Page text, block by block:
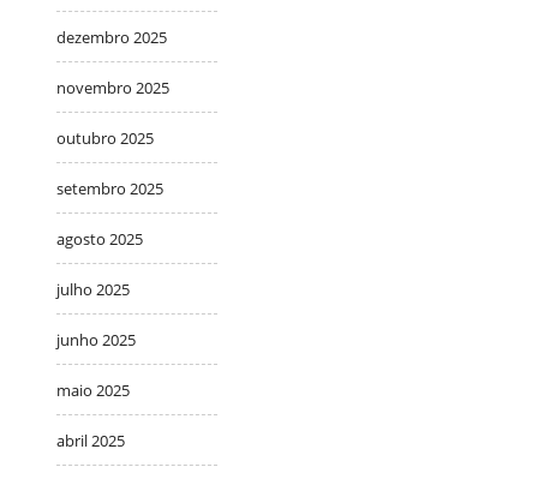
dezembro 2025
novembro 2025
outubro 2025
setembro 2025
agosto 2025
julho 2025
junho 2025
maio 2025
abril 2025